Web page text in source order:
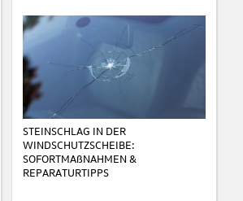
STEINSCHLAG IN DER
WINDSCHUTZSCHEIBE:
SOFORTMAßNAHMEN &
REPARATURTIPPS